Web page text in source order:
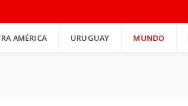
AMÉRICA URUGUAY MUNDO